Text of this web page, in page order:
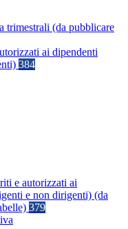
trimestrali (da pubblicare
ai dipendenti
384
e autorizzati ai
e non dirigenti) (da
379